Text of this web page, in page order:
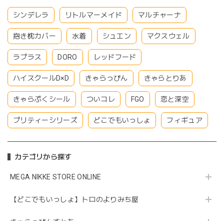
シンデレラ リトルマーメイド マルチャーナ
抱き枕カバー 水着 シュエン マクスウェル
ラプラス DORO レッドフード
ハイスクールD×D きゃらっぴん きゃらとりあ
きゃらぷくシール ついコレ FGO 恋と深空
プリティーシリーズ どこでもいっしょ フィギュア
カテゴリから探す
MEGA NIKKE STORE ONLINE
【どこでもいっしょ】トロのよりみち屋